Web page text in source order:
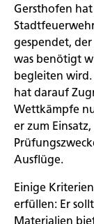
Gersthofen
gespendet,
was benötigt
begleiten
hat darauf
Wettkämpfe
er zum
Ausflüge.
Einige
erfüllen: Er
Materialien